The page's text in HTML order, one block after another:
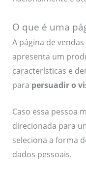
O que é uma
A página de
apresenta um
características e
para persuadiro
Caso essa pessoa
direcionada para
seleciona a forma
dados pessoais.